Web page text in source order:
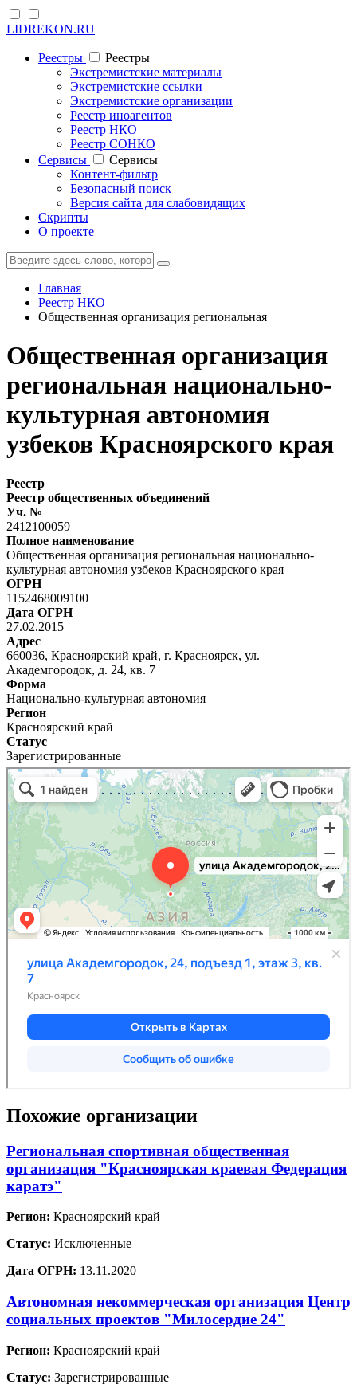
LIDREKON.RU
Реестры
Реестры
Экстремистские материалы
Экстремистские ссылки
Экстремистские организации
Реестр иноагентов
Реестр НКО
Реестр СОНКО
Cервисы
Cервисы
Контент-фильтр
Безопасный поиск
Версия сайта для слабовидящих
Скрипты
О проекте
Главная
Реестр НКО
Общественная организация региональная
Общественная организация
региональная национально-
культурная автономия
узбеков Красноярского края
Реестр
Реестр общественных объединений
Уч. №
2412100059
Полное наименование
Общественная организация региональная национально-
культурная автономия узбеков Красноярского края
ОГРН
1152468009100
Дата ОГРН
27.02.2015
Адрес
660036, Красноярский край, г. Красноярск, ул.
Академгородок, д. 24, кв. 7
Форма
Национально-культурная автономия
Регион
Красноярский край
Статус
Зарегистрированные
Похожие организации
Региональная спортивная общественная
организация "Красноярская краевая Федерация
каратэ"
Регион: Красноярский край
Статус: Исключенные
Дата ОГРН: 13.11.2020
Автономная некоммерческая организация Центр
социальных проектов "Милосердие 24"
Регион: Красноярский край
Статус: Зарегистрированные